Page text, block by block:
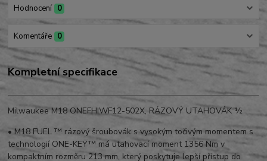
Hodnocení 0
Komentáře 0
Kompletní specifikace
Milwaukee M18 ONEFHIWF12-502X, RÁZOVÝ UTAHOVÁK ½
• M18 FUEL ™ rázový šroubovák s vysokým točivým momentem s
technologií ONE-KEY™ má utahovací moment 1356 Nm v
kompaktním rozměru 213 mm, který poskytuje lepší přístup do